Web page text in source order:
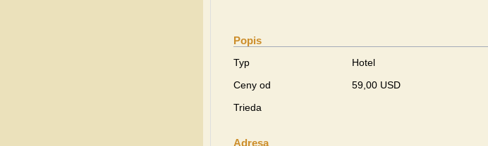
Popis
Typ
Hotel
Ceny od
59,00 USD
Trieda
Adresa